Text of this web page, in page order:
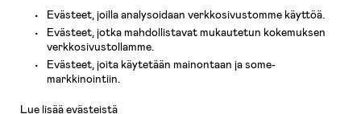
Evästeet, joilla analysoidaan verkkosivustomme käyttöä.
Evästeet, jotka mahdollistavat mukautetun kokemuksen
verkkosivustollamme.
Evästeet, joita käytetään mainontaan ja some-
markkinointiin.
Lue lisää evästeistä